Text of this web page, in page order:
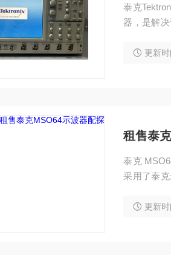
泰克
器，是解
54
更新
租售泰
泰克
采用了泰
O64示波
更新